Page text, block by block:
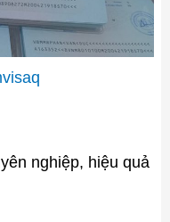
nghiệp, hiệu quả